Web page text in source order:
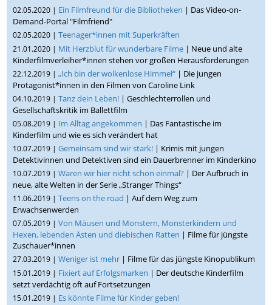
02.05.2020 | Ein Filmfreund für die Bibliotheken | Das Video-on-
Demand-Portal "Filmfriend"
02.05.2020 |Teenager*innen mit Superkräften
21.01.2020 | Mit Herzblut für wunderbare Filme | Neue und alte
Kinderfilmverleiher*innen stehen vor großen Herausforderungen
22.12.2019 |„Ich bin der wolkenlose Himmel“ | Die jungen
Protagonist*innen in den Filmen von Caroline Link
04.10.2019 |Tanz dein Leben! | Geschlechterrollen und
Gesellschaftskritik im Ballettfilm
05.08.2019 | Im Alltag angekommen | Das Fantastische im
Kinderfilm und wie es sich verändert hat
10.07.2019 |Gemeinsam sind wir stark! | Krimis mit jungen
Detektivinnen und Detektiven sind ein Dauerbrenner im Kinderkino
10.07.2019 |Waren wir hier nicht schon einmal? | Der Aufbruch in
neue, alte Welten in der Serie „Stranger Things“
11.06.2019 |Teens on the road | Auf dem Weg zum
Erwachsenwerden
07.05.2019 |Von Mäusen und Monstern, Monsterkindern und
Hexen, lebenden Ästen und diebischen Ratten | Filme für jüngste
Zuschauer*innen
27.03.2019 |Weniger ist mehr | Filme für das jüngste Kinopublikum
15.01.2019 | Fixiert auf Erfolgsmarken | Der deutsche Kinderfilm
setzt verdächtig oft auf Fortsetzungen
15.01.2019 | Es könnte Filme für Kinder geben!